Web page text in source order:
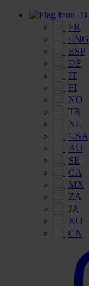
FR
ENG
ESP
DE
IT
FI
NO
TR
NL
USA
AU
SE
CA
MX
ZA
JA
KO
CN